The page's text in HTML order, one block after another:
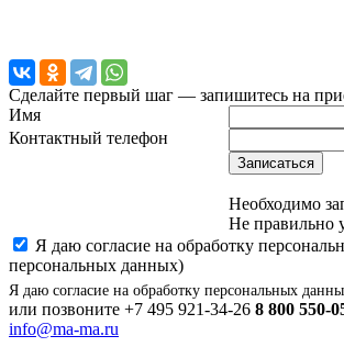
Сделайте первый шаг — запишитесь на
Имя
Контактный телефон
Записаться
Необходимо
Не правильно
Я даю согласие на обработку
персональных данных)
Я даю согласие на обработку персональных
или позвоните +7 495 921-34-26 8 800 550-
info@ma-ma.ru